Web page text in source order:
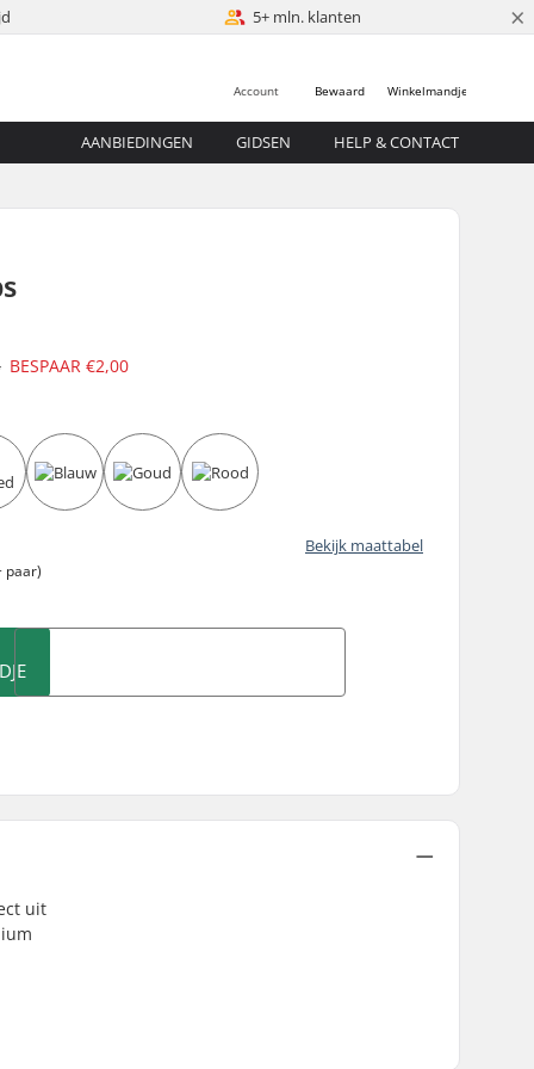
5+ mln. klanten ×
Winkelmandje
Bewaard
Account
AANBIEDINGEN GIDSEN HELP & CONTACT
BESPAAR€2,00
Bekijk maattabel
paar)
uit